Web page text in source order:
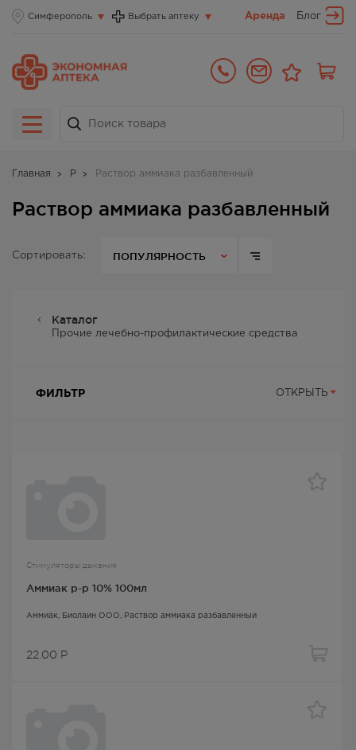
Симферополь Выбрать аптеку Аренда Блог
Главная Р Раствор аммиака разбавленный
Раствор аммиака разбавленный
Сортировать: ПОПУЛЯРНОСТЬ
Каталог
Прочие лечебно-профилактические средства
ФИЛЬТР ОТКРЫТЬ
Стимуляторы дыхания
Аммиак р-р 10% 100мл
Аммиак , Биолайн ООО, Раствор аммиака разбавленный
22.00 Р